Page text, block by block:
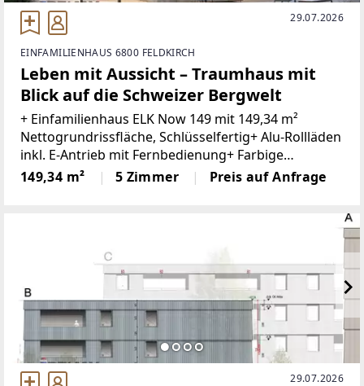
29.07.2026
EINFAMILIENHAUS 6800 FELDKIRCH
Leben mit Aussicht – Traumhaus mit
Blick auf die Schweizer Bergwelt
+ Einfamilienhaus ELK Now 149 mit 149,34 m²
Nettogrundrissfläche, Schlüsselfertig+ Alu-Rollläden
inkl. E-Antrieb mit Fernbedienung+ Farbige
Kunststoff-Alu-Fenster mit 3-fach Verglasung+
Moderne Eichentreppe+ 2-Farbige Putzfassade+
149,34 m² 5 Zimmer Preis auf Anfrage
29.07.2026